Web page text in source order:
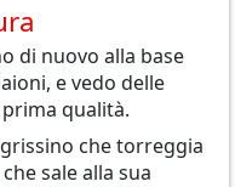
di nuovo alla base
e vedo delle
qualità.
che torreggia
sale alla sua